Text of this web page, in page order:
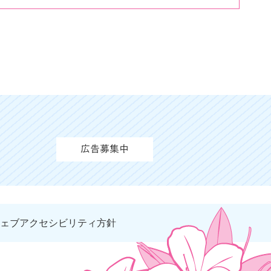
ブアクセシビリティ方針